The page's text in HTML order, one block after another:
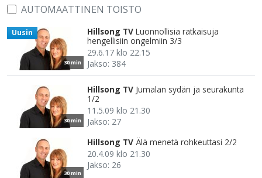
AUTOMAATTINEN TOISTO
30 min
Uusin Hillsong TV Luonnollisia ratkaisuja
hengellisiin ongelmiin 3/3
29.6.17 klo 22.15
Jakso: 384
30 min
Hillsong TV Jumalan sydän ja seurakunta
1/2
11.5.09 klo 21.30
Jakso: 27
30 min
Hillsong TV Älä menetä rohkeuttasi 2/2
20.4.09 klo 21.30
Jakso: 26